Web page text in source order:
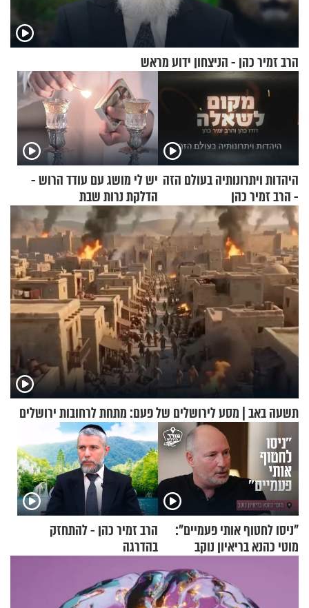
הרב זמיר כהן - הניצחון ידוע מראש
היהדות ויתרונותיה בעולם הזה
- הרב זמיר כהן
יש לי מושג עם עודד הרוש -
הדלקת נרות שבת
תשעה באב | מסע לירושלים של פעם: מתחת לרחובות ירושלים
"ניסו לחטוף אותי פעמיים":
מוטי כהנא בריאיון נוקב
הרב זמיר כהן - להתחזק
בהדרגה